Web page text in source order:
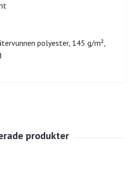
polyester, 145 g/m²,